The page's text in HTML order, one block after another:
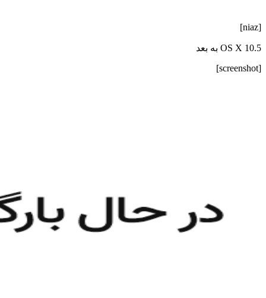
[niaz]
OS X 10.5 به بعد
[screenshot]